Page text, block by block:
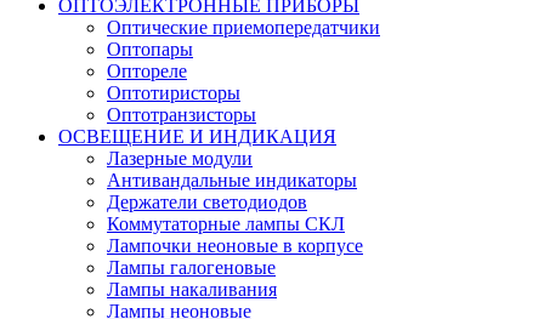
ОПТОЭЛЕКТРОННЫЕ ПРИБОРЫ
Оптические приемопередатчики
Оптопары
Оптореле
Оптотиристоры
Оптотранзисторы
ОСВЕЩЕНИЕ И ИНДИКАЦИЯ
Лазерные модули
Антивандальные индикаторы
Держатели светодиодов
Коммутаторные лампы СКЛ
Лампочки неоновые в корпусе
Лампы галогеновые
Лампы накаливания
Лампы неоновые